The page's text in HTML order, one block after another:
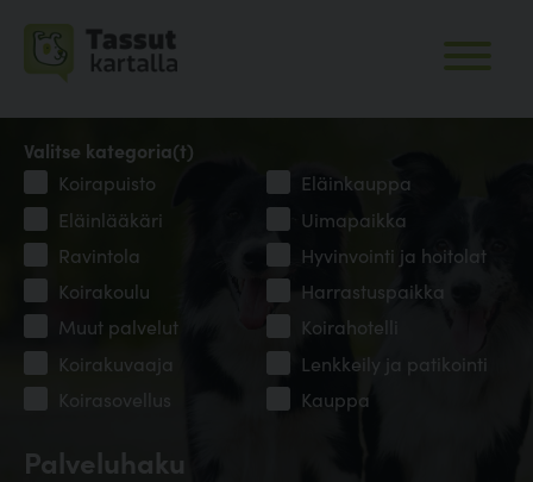
Palveluhaku
Valitse kategoria(t)
Koirapuisto
Eläinkauppa
Eläinlääkäri
Uimapaikka
Ravintola
Hyvinvointi ja hoitolat
Koirakoulu
Harrastuspaikka
Muut palvelut
Koirahotelli
Koirakuvaaja
Lenkkeily ja patikointi
Koirasovellus
Kauppa